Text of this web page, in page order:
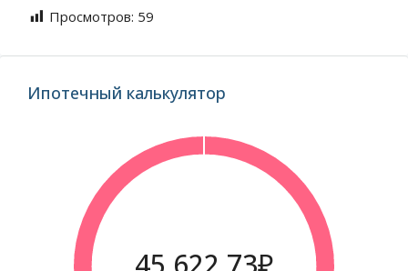
Просмотров: 59
Ипотечный калькулятор